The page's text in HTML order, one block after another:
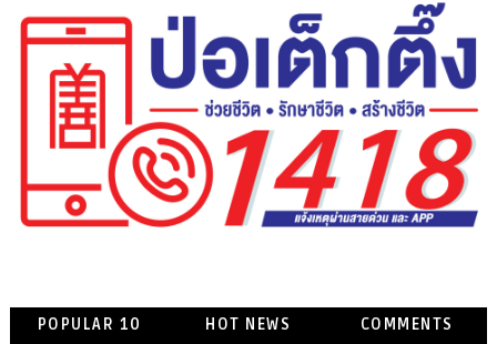
POPULAR 10 HOT NEWS COMMENTS